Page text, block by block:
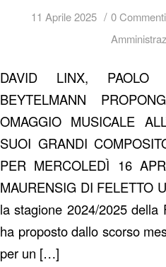
11 Aprile 2025 / 0 Commenti
DAVID LINX, PAOLO
BEYTELMANN
OMAGGIO MUSICALE
SUOI GRANDI
PER MERCOLEDÌ 16
MAURENSIG DI FELETTO
la stagione 2024/2025
ha proposto dallo scorso
per un […]